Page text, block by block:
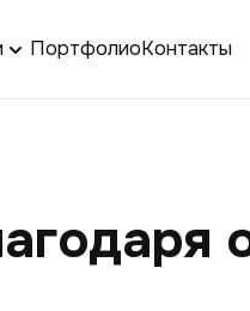
ПортфолиоКонтакты